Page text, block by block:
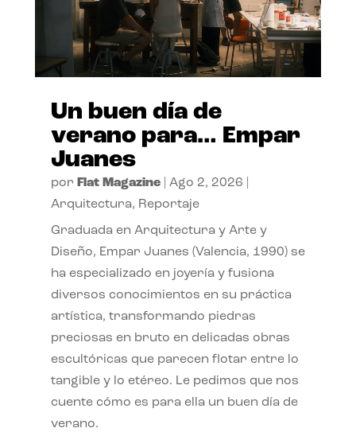
Un buen día de
verano para… Empar
Juanes
por Flat Magazine| Ago 2, 2026
Arquitectura, Reportaje
Graduada en Arquitectura y Arte y
Diseño, Empar Juanes (Valencia, 1990) se
ha especializado en joyería y fusiona
diversos conocimientos en su práctica
artística, transformando piedras
preciosas en bruto en delicadas obras
escultóricas que parecen flotar entre lo
tangible y lo etéreo. Le pedimos que nos
cuente cómo es para ella un buen día de
verano.